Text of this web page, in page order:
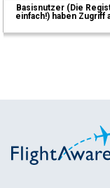
Basisnutzer (Die
einfach!) haben